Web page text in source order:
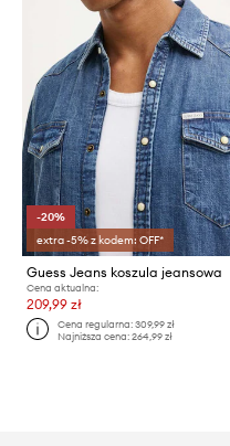
-20%
extra -5% z kodem: OFF*
Guess Jeans koszula jeansowa
Cena aktualna:
209,99 zł
Cena regularna:309,99 zł
Najniższa cena:264,99 zł